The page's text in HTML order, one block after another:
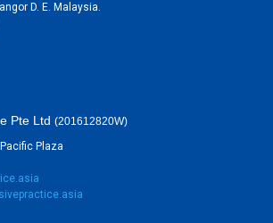
D. E. Malaysia.
Pte Ltd (201612820W)
Plaza